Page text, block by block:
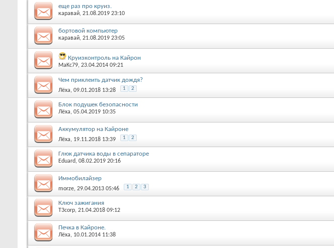
еще раз про круиз.
каравай, 21.08.2019 23:10
бортовой компьютер
каравай, 21.08.2019 23:05
Круизконтроль на Кайрон
MaKc79, 23.04.2014 09:21
Чем приклеить датчик дождя?
Лёха, 09.01.2018 13:28 1 2
Блок подушек безопасности
Лёха, 05.04.2019 10:35
Аккумулятор на Кайроне
Лёха, 19.11.2018 13:39 1 2
Глюк датчика воды в сепараторе
Eduard, 08.02.2019 20:16
Иммобилайзер
morze, 29.04.2013 05:46 1 2 3
Ключ зажигания
T3corp, 21.04.2018 09:12
Печка в Кайроне.
Лёха, 10.01.2014 11:38